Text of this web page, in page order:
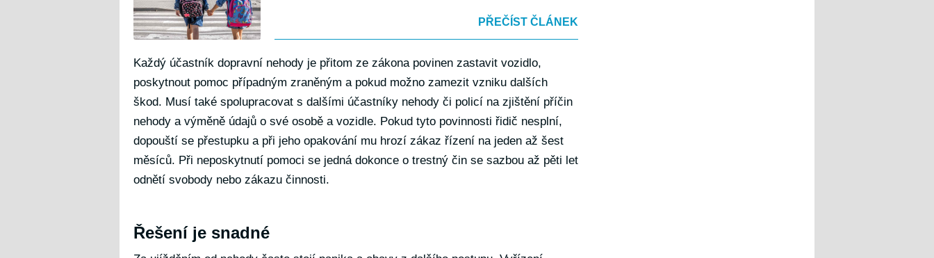
PŘEČÍST ČLÁNEK
Každý účastník dopravní nehody je přitom ze zákona povinen zastavit vozidlo,
poskytnout pomoc případným zraněným a pokud možno zamezit vzniku dalších
škod. Musí také spolupracovat s dalšími účastníky nehody či policí na zjištění příčin
nehody a výměně údajů o své osobě a vozidle. Pokud tyto povinnosti řidič nesplní,
dopouští se přestupku a při jeho opakování mu hrozí zákaz řízení na jeden až šest
měsíců. Při neposkytnutí pomoci se jedná dokonce o trestný čin se sazbou až pěti let
odnětí svobody nebo zákazu činnosti.
Řešení je snadné